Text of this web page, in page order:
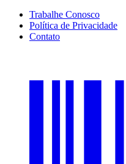
Trabalhe Conosco
Política de Privacidade
Contato